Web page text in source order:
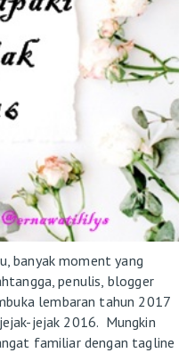
banyak moment yang
penulis, blogger
lembaran tahun 2017
jejak 2016. Mungkin
familiar dengan tagline